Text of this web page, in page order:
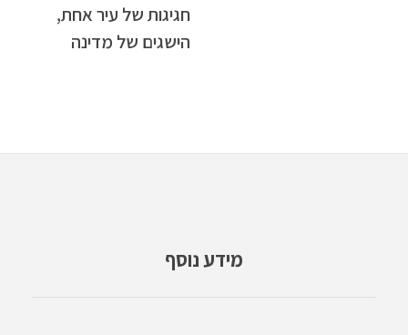
חגיגות של עיר אחת,
הישגים של מדינה
מידע נוסף